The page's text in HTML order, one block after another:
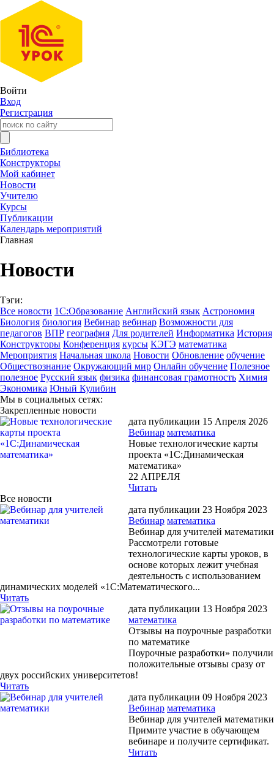
Войти
Вход
Регистрация
Библиотека
Конструкторы
Мой кабинет
Новости
Учителю
Курсы
Публикации
Календарь мероприятий
Главная
Новости
Тэги:
Все новости 1С:Образование Английский язык Астрономия
Биология биология Вебинар вебинар Возможности для
педагогов ВПР география Для родителей Информатика История
Конструкторы Конференция курсы КЭГЭ математика
Мероприятия Начальная школа Новости Обновление обучение
Обществознание Окружающий мир Онлайн обучение Полезное
полезное Русский язык физика финансовая грамотность Химия
Экономика Юный Кулибин
Мы в социальных сетях:
Закрепленные новости
дата публикации 15 Апреля 2026
Вебинар математика
Новые технологические карты
проекта «1С:Динамическая
математика»
22 АПРЕЛЯ
Читать
Все новости
дата публикации 23 Ноября 2023
Вебинар математика
Вебинар для учителей математики
Рассмотрели готовые
технологические карты уроков, в
основе которых лежит учебная
деятельность с использованием
динамических моделей «1С:Математического...
Читать
дата публикации 13 Ноября 2023
математика
Отзывы на поурочные разработки
по математике
Поурочные разработки» получили
положительные отзывы сразу от
двух российских университетов!
Читать
дата публикации 09 Ноября 2023
Вебинар математика
Вебинар для учителей математики
Примите участие в обучающем
вебинаре и получите сертификат.
Читать